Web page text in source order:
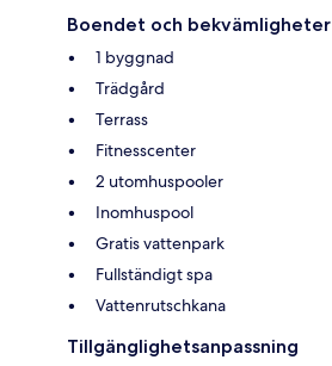
Boendet och bekvämligheter
1 byggnad
Trädgård
Terrass
Fitnesscenter
2 utomhuspooler
Inomhuspool
Gratis vattenpark
Fullständigt spa
Vattenrutschkana
Tillgänglighetsanpassning